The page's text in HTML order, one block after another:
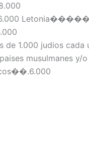
de 1.000 judios cada
musulmanes y/